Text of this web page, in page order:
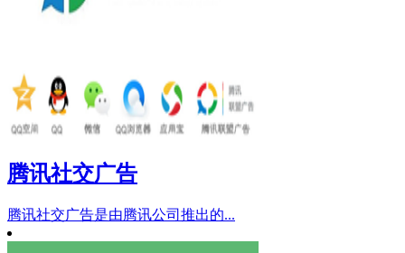
腾讯社交广告
腾讯社交广告是由腾讯公司推出的...